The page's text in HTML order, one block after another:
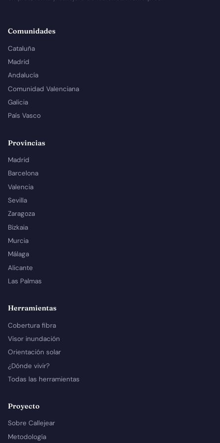
Comunidades
Cataluña
Madrid
Andalucía
Comunidad Valenciana
Galicia
País Vasco
Provincias
Madrid
Barcelona
Valencia
Sevilla
Zaragoza
Bizkaia
Murcia
Málaga
Alicante
Las Palmas
Herramientas
Cobertura fibra
Visor inundación
Orientación solar
¿Dónde vivir?
Todas las herramientas
Proyecto
Sobre Callejear
Metodología